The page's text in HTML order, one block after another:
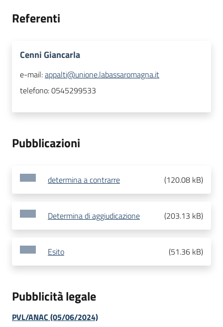
Referenti
Cenni Giancarla
e-mail:appalti@unione.labassaromagna.it
telefono:0545299533
Pubblicazioni
determina a contrarre (120.08 kB)
Determina di aggiudicazione (203.13 kB)
Esito (51.36 kB)
Pubblicità legale
PVL/ANAC (05/06/2024)